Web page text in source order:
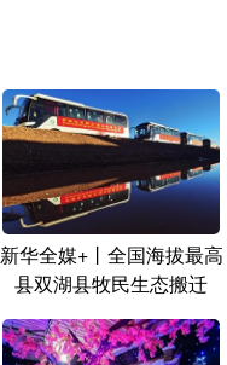
新华全媒+丨全国海拔最高
县双湖县牧民生态搬迁